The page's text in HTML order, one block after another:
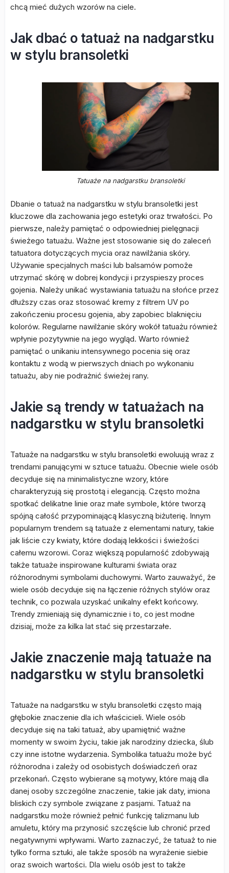
chcą mieć dużych wzorów na ciele.
Jak dbać o tatuaż na nadgarstku
w stylu bransoletki
Tatuaże na nadgarstku bransoletki
Dbanie o tatuaż na nadgarstku w stylu bransoletki jest
kluczowe dla zachowania jego estetyki oraz trwałości. Po
pierwsze, należy pamiętać o odpowiedniej pielęgnacji
świeżego tatuażu. Ważne jest stosowanie się do zaleceń
tatuatora dotyczących mycia oraz nawilżania skóry.
Używanie specjalnych maści lub balsamów pomoże
utrzymać skórę w dobrej kondycji i przyspieszy proces
gojenia. Należy unikać wystawiania tatuażu na słońce przez
dłuższy czas oraz stosować kremy z filtrem UV po
zakończeniu procesu gojenia, aby zapobiec blaknięciu
kolorów. Regularne nawilżanie skóry wokół tatuażu również
wpłynie pozytywnie na jego wygląd. Warto również
pamiętać o unikaniu intensywnego pocenia się oraz
kontaktu z wodą w pierwszych dniach po wykonaniu
tatuażu, aby nie podrażnić świeżej rany.
Jakie są trendy w tatuażach na
nadgarstku w stylu bransoletki
Tatuaże na nadgarstku w stylu bransoletki ewoluują wraz z
trendami panującymi w sztuce tatuażu. Obecnie wiele osób
decyduje się na minimalistyczne wzory, które
charakteryzują się prostotą i elegancją. Często można
spotkać delikatne linie oraz małe symbole, które tworzą
spójną całość przypominającą klasyczną biżuterię. Innym
popularnym trendem są tatuaże z elementami natury, takie
jak liście czy kwiaty, które dodają lekkości i świeżości
całemu wzorowi. Coraz większą popularność zdobywają
także tatuaże inspirowane kulturami świata oraz
różnorodnymi symbolami duchowymi. Warto zauważyć, że
wiele osób decyduje się na łączenie różnych stylów oraz
technik, co pozwala uzyskać unikalny efekt końcowy.
Trendy zmieniają się dynamicznie i to, co jest modne
dzisiaj, może za kilka lat stać się przestarzałe.
Jakie znaczenie mają tatuaże na
nadgarstku w stylu bransoletki
Tatuaże na nadgarstku w stylu bransoletki często mają
głębokie znaczenie dla ich właścicieli. Wiele osób
decyduje się na taki tatuaż, aby upamiętnić ważne
momenty w swoim życiu, takie jak narodziny dziecka, ślub
czy inne istotne wydarzenia. Symbolika tatuażu może być
różnorodna i zależy od osobistych doświadczeń oraz
przekonań. Często wybierane są motywy, które mają dla
danej osoby szczególne znaczenie, takie jak daty, imiona
bliskich czy symbole związane z pasjami. Tatuaż na
nadgarstku może również pełnić funkcję talizmanu lub
amuletu, który ma przynosić szczęście lub chronić przed
negatywnymi wpływami. Warto zaznaczyć, że tatuaż to nie
tylko forma sztuki, ale także sposób na wyrażenie siebie
oraz swoich wartości. Dla wielu osób jest to także